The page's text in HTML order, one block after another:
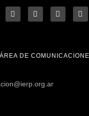
ÁREA DE